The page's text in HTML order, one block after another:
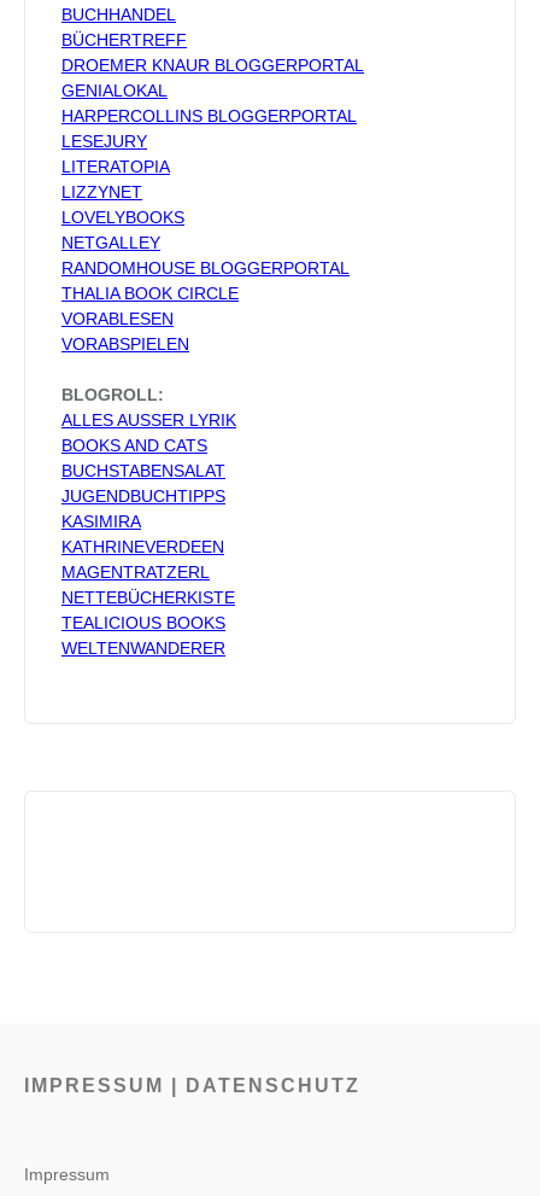
BUCHHANDEL
BÜCHERTREFF
DROEMER KNAUR BLOGGERPORTAL
GENIALOKAL
HARPERCOLLINS BLOGGERPORTAL
LESEJURY
LITERATOPIA
LIZZYNET
LOVELYBOOKS
NETGALLEY
RANDOMHOUSE BLOGGERPORTAL
THALIA BOOK CIRCLE
VORABLESEN
VORABSPIELEN
BLOGROLL:
ALLES AUSSER LYRIK
BOOKS AND CATS
BUCHSTABENSALAT
JUGENDBUCHTIPPS
KASIMIRA
KATHRINEVERDEEN
MAGENTRATZERL
NETTEBÜCHERKISTE
TEALICIOUS BOOKS
WELTENWANDERER
IMPRESSUM | DATENSCHUTZ
Impressum